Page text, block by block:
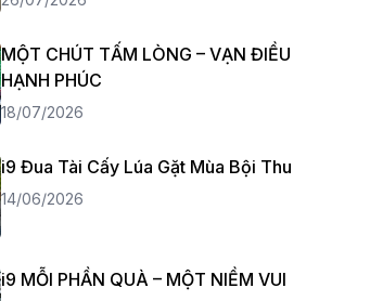
MỘT CHÚT TẤM LÒNG – VẠN ĐIỀU
HẠNH PHÚC
18/07/2026
i9 Đua Tài Cấy Lúa Gặt Mùa Bội Thu
14/06/2026
i9 MỖI PHẦN QUÀ – MỘT NIỀM VUI